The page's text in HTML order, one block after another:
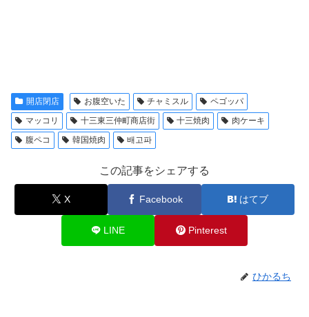
開店閉店 お腹空いた チャミスル
ペゴッパ
マッコリ
十三東三仲町商店街 十三焼肉
肉ケーキ
腹ペコ
韓国焼肉 배고파
この記事をシェアする
X Facebook はてブ
LINE Pinterest
ひかるち